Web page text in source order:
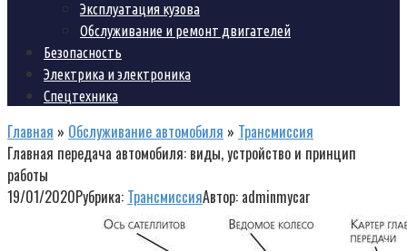
Эксплуатация кузова
Обслуживание и ремонт двигателей
Безопасность
Электрика и электроника
Спецтехника
Главная » Обслуживание автомобиля » Трансмиссия
Главная передача автомобиля: виды, устройство и принцип
работы
19/01/2020Рубрика: ТрансмиссияАвтор: adminmycar